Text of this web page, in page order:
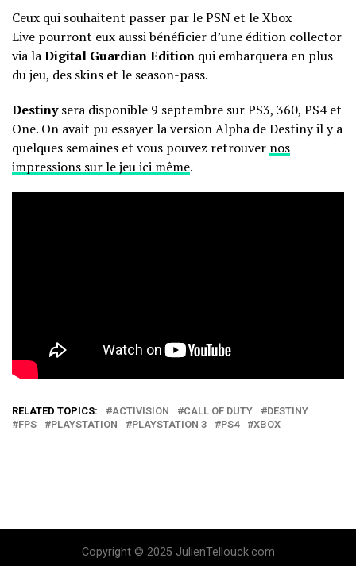
Ceux qui souhaitent passer par le PSN et le Xbox
Live pourront eux aussi bénéficier d’une édition collector
via laDigital Guardian Edition qui embarquera en plus
du jeu, des skins et le season-pass.
Destinysera disponible 9 septembre sur PS3, 360, PS4 et
One. On avait pu essayer la version Alpha de Destiny il y a
quelques semaines et vous pouvez retrouver nos
impressions sur le jeu ici même.
RELATED TOPICS: ACTIVISION CALL OF DUTY
DESTINY
FPS
PLAYSTATION PLAYSTATION 3 PS4 XBOX
Copyright © 2025 JulienTellouck.com